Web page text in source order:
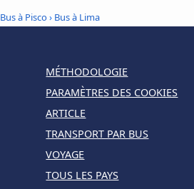
Bus à Pisco› Bus à Lima
MÉTHODOLOGIE
PARAMÈTRES DES COOKIES
ARTICLE
TRANSPORT PAR BUS
VOYAGE
TOUS LES PAYS